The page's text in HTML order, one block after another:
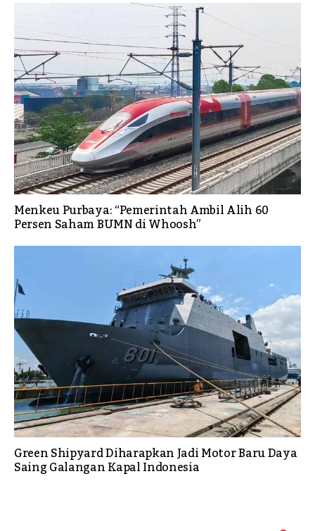
Menkeu Purbaya: “Pemerintah Ambil Alih 60
Persen Saham BUMN di Whoosh”
Green Shipyard Diharapkan Jadi Motor Baru Daya
Saing Galangan Kapal Indonesia